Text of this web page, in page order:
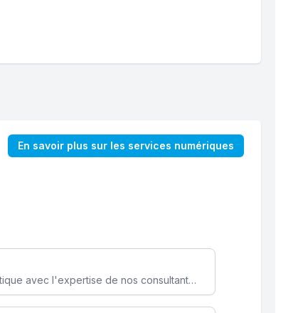
En savoir plus sur les services numériques
Optimisez votre stratégie informatique avec l'expertise de nos consultants pour améliorer votre efficacité et sécurité.